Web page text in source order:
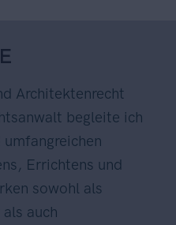
Architektenrecht
begleite ich
Errichtens und
sowohl als
auch